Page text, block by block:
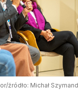
źródło: Michał